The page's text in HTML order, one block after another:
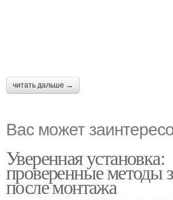
читать дальше →
Вас может
Уверенная установка:
проверенные методы
после монтажа